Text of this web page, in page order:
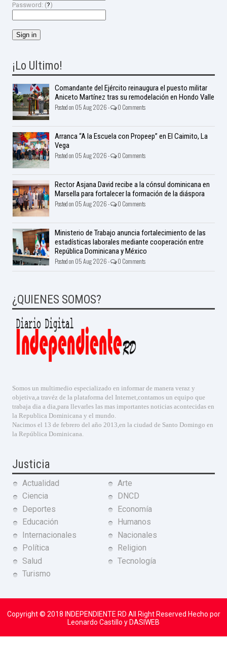
Password: (?)
¡Lo Ultimo!
Comandante del Ejército reinaugura el puesto militar
Aniceto Martínez tras su remodelación en Hondo Valle
Posted on 05 Aug 2026 - 0 Comments
Arranca “A la Escuela con Propeep” en El Caimito, La
Vega
Posted on 05 Aug 2026 - 0 Comments
Rector Asjana David recibe a la cónsul dominicana en
Marsella para fortalecer la formación de la diáspora
Posted on 05 Aug 2026 - 0 Comments
Ministerio de Trabajo anuncia fortalecimiento de las
estadísticas laborales mediante cooperación entre
República Dominicana y México
Posted on 05 Aug 2026 - 0 Comments
¿QUIENES SOMOS?
Somos un multimedio especializado en informar de manera veraz y
objetiva,a travéz de la plataforma del Internet,contamos un equipo que
trabaja dia a dia,para llevarles las mas importantes noticias acontecidas en
la Republica Dominicana y el mundo.
Nacimos el 13 de febrero del año 2013,en la ciudad de Santo Domingo en
la República Dominicana.
Justicia
Actualidad
Arte
Ciencia
DNCD
Deportes
Economía
Educación
Humanos
Internacionales
Nacionales
Política
Religion
Salud
Tecnología
Turismo
Copyright © 2018 INDEPENDIENTE RD All Right Reserved Hecho por
Leonardo Castillo y DASIWEB